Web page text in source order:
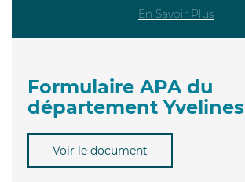
En Savoir Plus
Formulaire APA du
département Yvelines
Voir le document